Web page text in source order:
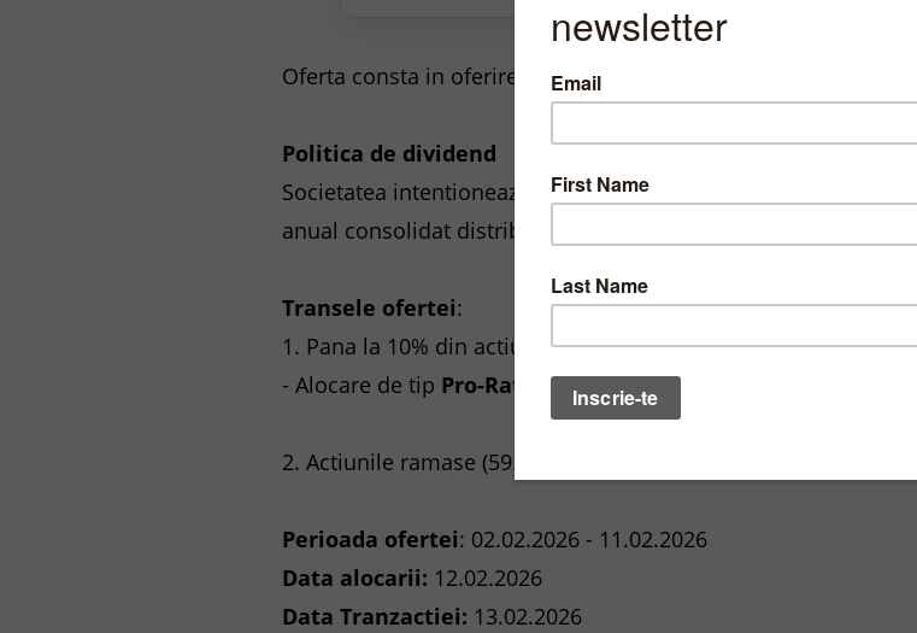
Oferta consta in oferirea unui numar de 65.990.507 actiuni
Politica de dividend
Societatea intentioneaza sa distribuie, cu titlu de dividende
anual consolidat distribuibil al Societaii incepand cu
Transele ofertei:
1. Pana la 10% din actiunile oferite (6.599.050 actiuni) vor fi
- Alocare de tip Pro-Rata , se pot subscrie minim 400 actiuni
2. Actiunile ramase (59.319.457) vor fi oferite
Perioada ofertei: 02.02.2026 - 11.02.2026
Data alocarii: 12.02.2026
Data Tranzactiei: 13.02.2026